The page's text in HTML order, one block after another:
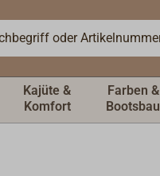
Kajüte &
Komfort
Farben &
Bootsbau